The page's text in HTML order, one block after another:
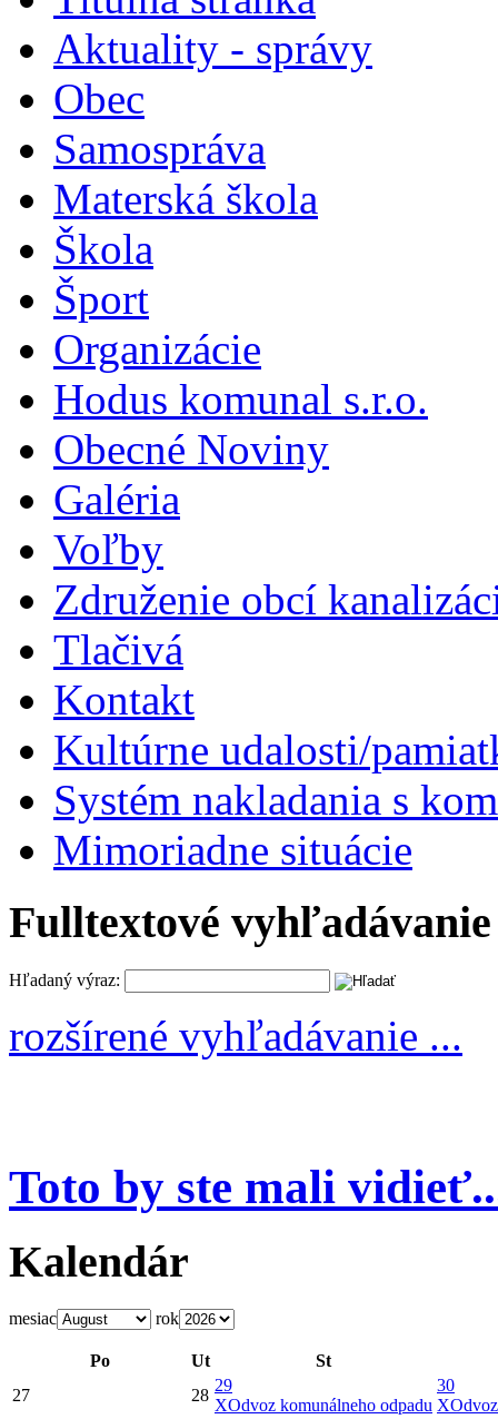
Aktuality - správy
Obec
Samospráva
Materská škola
Škola
Šport
Organizácie
Hodus komunal s.r.o.
Obecné Noviny
Galéria
Voľby
Združenie obcí
Tlačivá
Kontakt
Kultúrne udalosti/
Systém nakladania s
Mimoriadne situácie
Fulltextové vyhľadávanie
Hľadaný výraz:
rozšírené vyhľadávanie ...
Toto by ste mali
Kalendár
mesiac rok
Po Ut
St
27
28
29
XOdvoz komunálneho odpadu
30
X